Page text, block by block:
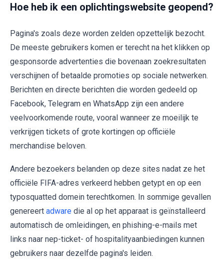
Hoe heb ik een oplichtingswebsite geopend?
Pagina's zoals deze worden zelden opzettelijk bezocht.
De meeste gebruikers komen er terecht na het klikken op
gesponsorde advertenties die bovenaan zoekresultaten
verschijnen of betaalde promoties op sociale netwerken.
Berichten en directe berichten die worden gedeeld op
Facebook, Telegram en WhatsApp zijn een andere
veelvoorkomende route, vooral wanneer ze moeilijk te
verkrijgen tickets of grote kortingen op officiële
merchandise beloven.
Andere bezoekers belanden op deze sites nadat ze het
officiële FIFA-adres verkeerd hebben getypt en op een
typosquatted domein terechtkomen. In sommige gevallen
genereert adware die al op het apparaat is geïnstalleerd
automatisch de omleidingen, en phishing-e-mails met
links naar nep-ticket- of hospitalityaanbiedingen kunnen
gebruikers naar dezelfde pagina's leiden.